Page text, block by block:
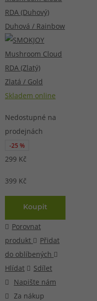
Duhová / Rainbow
Zlatá / Gold
Skladem online
Nedostupné na
prodejnách
-25 %
299 Kč
399 Kč
Koupit
Porovnat
produkt
Přidat
do oblíbených
Hlídat
Sdílet
Napište nám
Za nákup